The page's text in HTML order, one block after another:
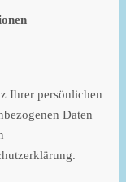
Ihrer persönlichen
Daten